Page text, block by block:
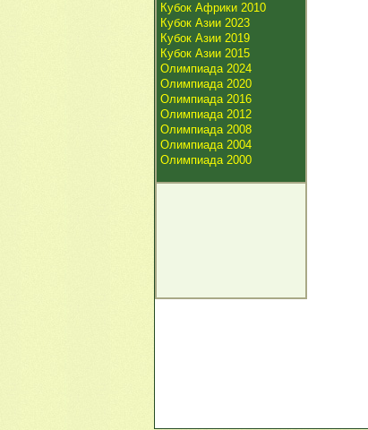
Кубок Африки 2010
Кубок Азии 2023
Кубок Азии 2019
Кубок Азии 2015
Олимпиада 2024
Олимпиада 2020
Олимпиада 2016
Олимпиада 2012
Олимпиада 2008
Олимпиада 2004
Олимпиада 2000